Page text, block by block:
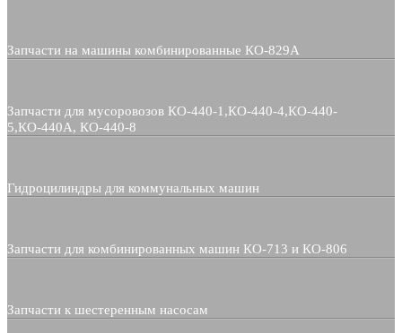
Запчасти на машины комбинированные КО-829А
Запчасти для мусоровозов КО-440-1,КО-440-4,КО-440-
5,КО-440А, КО-440-8
Гидроцилиндры для коммунальных машин
Запчасти для комбинированных машин КО-713 и КО-806
Запчасти к шестеренным насосам